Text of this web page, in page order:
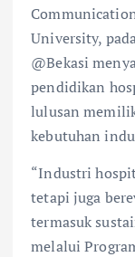
University,
@Bekasi
pendidikan
lulusan
kebutuhan
“Industri
tetapi juga
termasuk
melalui